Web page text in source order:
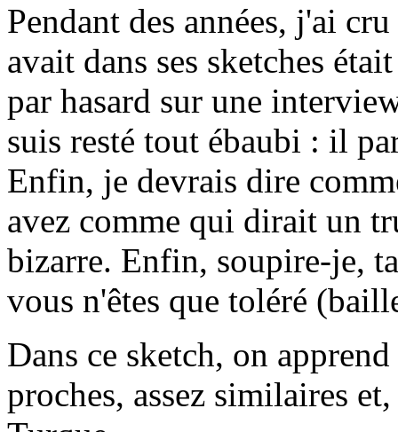
Pendant des années, j'ai
avait dans ses sketches
par hasard sur une
suis resté tout ébaubi : il
Enfin, je devrais dire
avez comme qui dirait un
bizarre. Enfin, soupire-je,
vous n'êtes que toléré
Dans ce sketch, on
proches, assez similaires